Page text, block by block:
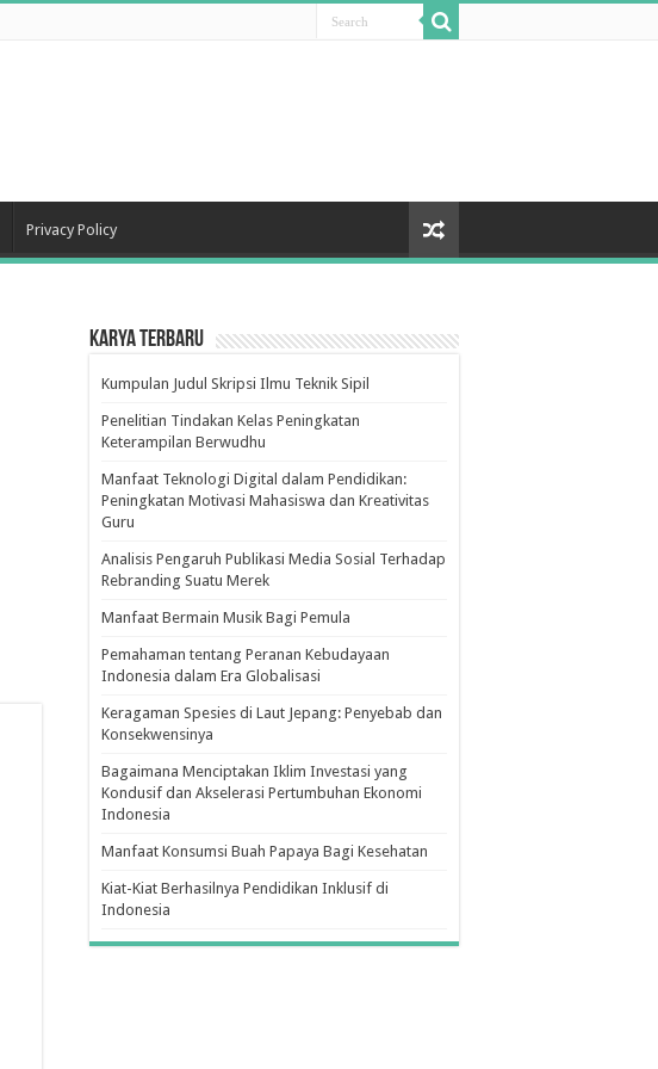
Privacy Policy
Karya Terbaru
Kumpulan Judul Skripsi Ilmu Teknik Sipil
Penelitian Tindakan Kelas Peningkatan
Keterampilan Berwudhu
Manfaat Teknologi Digital dalam Pendidikan:
Peningkatan Motivasi Mahasiswa dan Kreativitas
Guru
Analisis Pengaruh Publikasi Media Sosial Terhadap
Rebranding Suatu Merek
Manfaat Bermain Musik Bagi Pemula
Pemahaman tentang Peranan Kebudayaan
Indonesia dalam Era Globalisasi
Keragaman Spesies di Laut Jepang: Penyebab dan
Konsekwensinya
Bagaimana Menciptakan Iklim Investasi yang
Kondusif dan Akselerasi Pertumbuhan Ekonomi
Indonesia
Manfaat Konsumsi Buah Papaya Bagi Kesehatan
Kiat-Kiat Berhasilnya Pendidikan Inklusif di
Indonesia